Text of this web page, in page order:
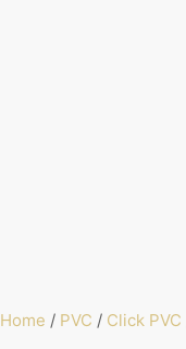
Home / PVC / Click PVC